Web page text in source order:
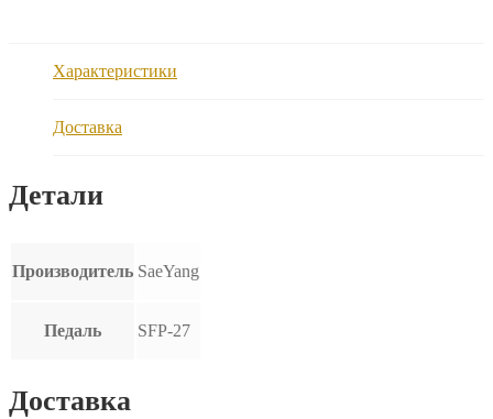
Характеристики
Доставка
Детали
Производитель SaeYang
Педаль SFP-27
Доставка